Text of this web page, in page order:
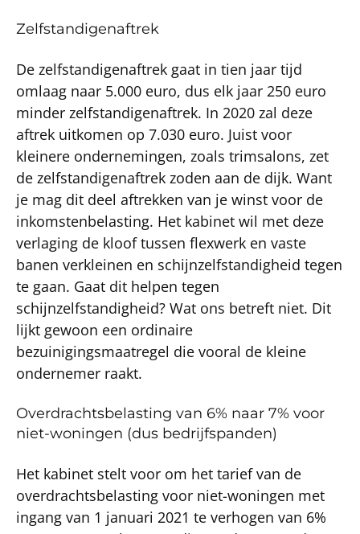
Zelfstandigenaftrek
De zelfstandigenaftrek gaat in tien jaar tijd
omlaag naar 5.000 euro, dus elk jaar 250 euro
minder zelfstandigenaftrek. In 2020 zal deze
aftrek uitkomen op 7.030 euro. Juist voor
kleinere ondernemingen, zoals trimsalons, zet
de zelfstandigenaftrek zoden aan de dijk. Want
je mag dit deel aftrekken van je winst voor de
inkomstenbelasting. Het kabinet wil met deze
verlaging de kloof tussen flexwerk en vaste
banen verkleinen en schijnzelfstandigheid tegen
te gaan. Gaat dit helpen tegen
schijnzelfstandigheid? Wat ons betreft niet. Dit
lijkt gewoon een ordinaire
bezuinigingsmaatregel die vooral de kleine
ondernemer raakt.
Overdrachtsbelasting van 6% naar 7% voor
niet-woningen (dus bedrijfspanden)
Het kabinet stelt voor om het tarief van de
overdrachtsbelasting voor niet-woningen met
ingang van 1 januari 2021 te verhogen van 6%